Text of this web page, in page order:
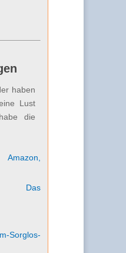
haben
Lust
die
Das
Sorglos-